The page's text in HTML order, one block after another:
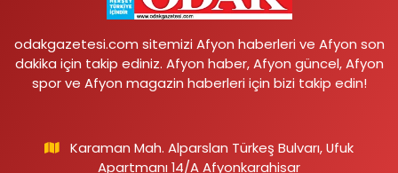
odakgazetesi.com sitemizi Afyon haberleri ve Afyon son
dakika için takip ediniz. Afyon haber, Afyon güncel, Afyon
spor ve Afyon magazin haberleri için bizi takip edin!
Karaman Mah. Alparslan Türkeş Bulvarı, Ufuk
Apartmanı 14/A Afyonkarahisar